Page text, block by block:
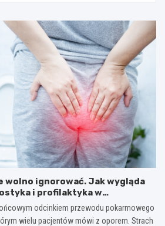
wolno ignorować. Jak wygląda
i profilaktyka w
odcinkiem przewodu pokarmowego
wielu pacjentów mówi z oporem. Strach